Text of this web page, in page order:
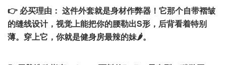
👉 必买理由： 这件外套就是身材作弊器！它那个自带褶皱
的缝线设计，视觉上能把你的腰勒出S形，后背看着特别
薄。穿上它，你就是健身房最辣的妹🌶️。